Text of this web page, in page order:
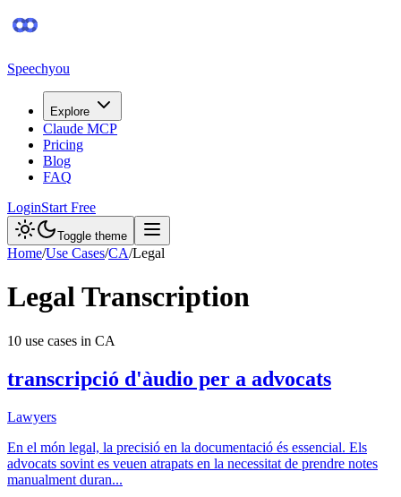
Speechyou
Explore
Claude MCP
Pricing
Blog
FAQ
LoginStart Free
Toggle theme
Home/Use Cases/CA/Legal
LegalTranscription
10 use cases in CA
transcripció d'àudio per a advocats
Lawyers
En el món legal, la precisió en la documentació és essencial. Els
advocats sovint es veuen atrapats en la necessitat de prendre notes
manualment duran...